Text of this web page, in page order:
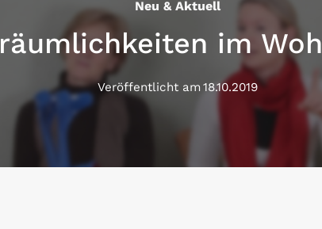
Neu & Aktuell
im
Veröffentlicht am18.10.2019